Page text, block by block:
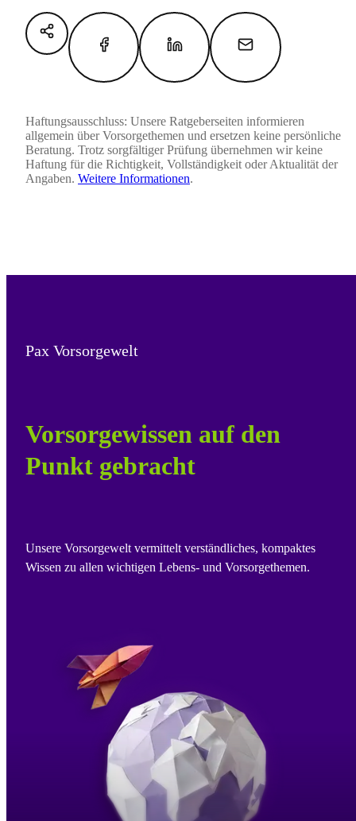
Haftungsausschluss: Unsere Ratgeberseiten informieren
allgemein über Vorsorgethemen und ersetzen keine persönliche
Beratung. Trotz sorgfältiger Prüfung übernehmen wir keine
Haftung für die Richtigkeit, Vollständigkeit oder Aktualität der
Angaben. Weitere Informationen.
Pax Vorsorgewelt
Vorsorgewissen auf den
Punkt gebracht
Unsere Vorsorgewelt vermittelt verständliches, kompaktes
Wissen zu allen wichtigen Lebens- und Vorsorgethemen.